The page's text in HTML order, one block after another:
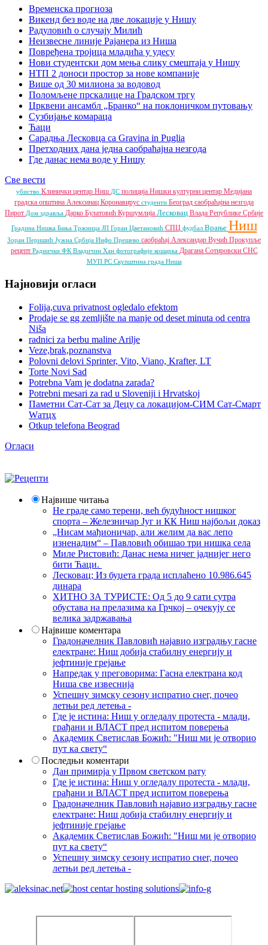
Временска прогноза
Викенд без воде на две локације у Нишу
Радуловић о случају Милић
Неизвесне линије Рајанера из Ниша
Повређена тројица младића у удесу
Нови студентски дом мења слику смештаја у Нишу
НТП 2 доноси простор за нове компаније
Више од 30 милиона за водовод
Поломљене прскалице на Градском тргу
Црквени ансамбл „Бранко“ на поклоничком путовању
Сузбијање комараца
Ћаци
Сарадња Лесковца са Gravina in Puglia
Претходних дана једна саобраћајна незгода
Где данас нема воде у Нишу
Све вести
убиство Клинички центар Ниш ДС полиција Нишки културни центар Медијана
градска општина Алексинац Коронавирус студенти Београд саобраћајна незгода
Пирот Дом здравља Дарко Булатовић Куршумлија Лесковац Влада Републике Србије
Градина Нишка Бања Тржница ЈП Горан Цветановић СПЦ фудбал Врање Ниш
Зоран Перишић Јужна Србија Инфо Прешево саобраћај Александар Вучић Прокупље
рецепт Раднички ФК Владичин Хан фотографије кошарка Драгана Сотировски СНС
МУП РС Скупштина града Ниша
Најновији огласи
Folija,cuva privatnost ogledalo efektom
Prodaje se gg zemljište na manje od deset minuta od centra
Niša
radnici za berbu maline Arilje
Veze,brak,poznanstva
Polovni delovi Sprinter, Vito, Viano, Krafter, LT
Torte Novi Sad
Potrebna Vam je dodatna zarada?
Potrebni mesari za rad u Sloveniji i Hrvatskoj
Паметни Сат-Сат за Децу са локацијом-СИМ Сат-Смарт
Wатцх
Otkup telefona Beograd
Огласи
Највише читања
Не граде само терени, већ будућност нишког
спорта – Железничар Југ и КК Ниш најбољи доказ
„Нисам мађионичар, али желим да вас лепо
изненадим“ – Павловић обишао три нишка села
Миле Ристовић: Данас нема ничег јаднијег него
бити Ћаци.
Лесковац; Из буџета града исплаћено 10.986.645
динара
ХИТНО ЗА ТУРИСТЕ: Од 5 до 9 сати сутра
обустава на прелазима ка Грчкој – очекују се
велика задржавања
Највише коментара
Градоначелник Павловић најавио изградњу гасне
електране: Ниш добија стабилну енергију и
јефтиније грејање
Напредак у преговорима: Гасна електрана код
Ниша све извеснија
Успешну зимску сезону испратио снег, почео
летњи ред летења -
Где је истина: Ниш у огледалу протеста - млади,
грађани и ВЛАСТ пред испитом поверења
Академик Светислав Божић: "Ниш ми је отворио
пут ка свету“
Последњи коментари
Дан примирја у Првом светском рату
Где је истина: Ниш у огледалу протеста - млади,
грађани и ВЛАСТ пред испитом поверења
Градоначелник Павловић најавио изградњу гасне
електране: Ниш добија стабилну енергију и
јефтиније грејање
Академик Светислав Божић: "Ниш ми је отворио
пут ка свету“
Успешну зимску сезону испратио снег, почео
летњи ред летења -